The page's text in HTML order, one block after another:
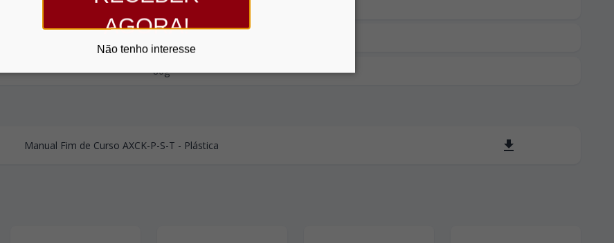
AGORA!
Não tenho interesse
Parafusos
80g
Manual Fim de Curso AXCK-P-S-T - Plástica